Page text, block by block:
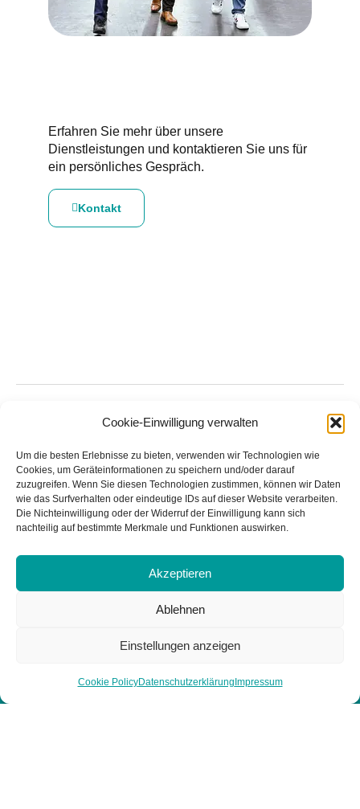
Cookie-Einwilligung verwalten
Um die besten Erlebnisse zu bieten, verwenden wir Technologien wie
Cookies, um Geräteinformationen zu speichern und/oder darauf
zuzugreifen. Wenn Sie diesen Technologien zustimmen, können wir Daten
wie das Surfverhalten oder eindeutige IDs auf dieser Website verarbeiten.
Die Nichteinwilligung oder der Widerruf der Einwilligung kann sich
nachteilig auf bestimmte Merkmale und Funktionen auswirken.
Akzeptieren
Ablehnen
Einstellungen anzeigen
Cookie PolicyDatenschutzerklärung Impressum
Erfahren Sie mehr über unsere
Dienstleistungen und kontaktieren Sie uns für
ein persönliches Gespräch.
Kontakt
Verwandter Blog
Digitale Souveränität
Impressum